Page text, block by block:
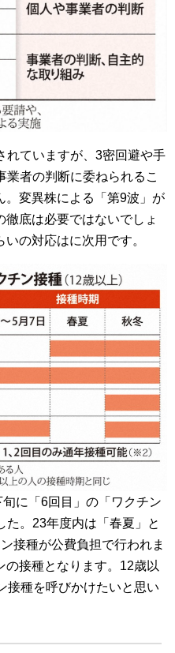
れていますが、3密回避や手
業者の判断に委ねられるこ
。変異株による「第9波」が
底は必要ではないでしょ
の対応はに次用です。
に「6回目」の「ワクチン
た。23年度内は「春夏」と
接種が公費負担で行われま
接種となります。12歳以
接種を呼びかけたいと思い